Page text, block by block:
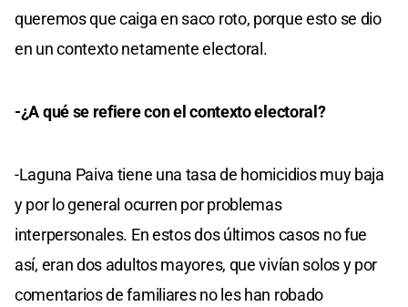
queremos que caiga en saco roto, porque esto se dio
en un contexto netamente electoral.
-¿A qué se refiere con el contexto electoral?
-Laguna Paiva tiene una tasa de homicidios muy baja
y por lo general ocurren por problemas
interpersonales. En estos dos últimos casos no fue
así, eran dos adultos mayores, que vivían solos y por
comentarios de familiares no les han robado